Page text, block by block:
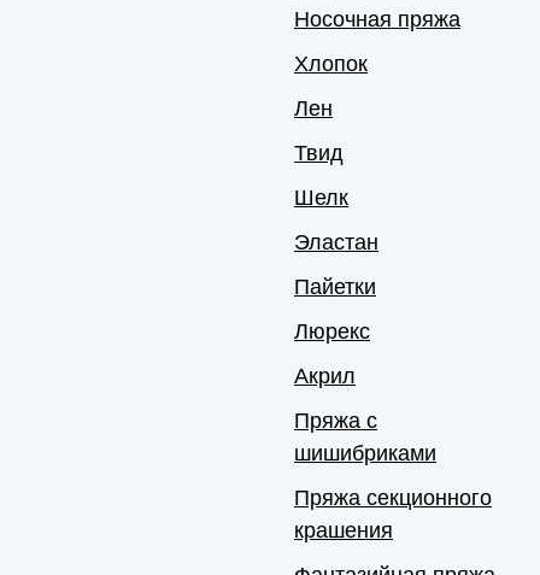
Носочная пряжа
Хлопок
Лен
Твид
Шелк
Эластан
Пайетки
Люрекс
Акрил
Пряжа с
шишибриками
Пряжа секционного
крашения